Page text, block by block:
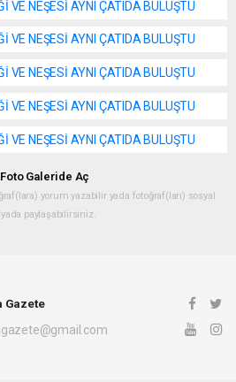
Galeride Aç
yorum yazabilir yada fotoğraf(ları) sosyal
paylaşabilirsiniz.
Gazete